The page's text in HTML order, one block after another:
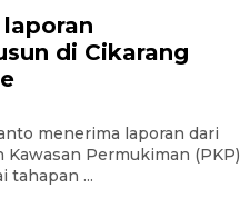
di Cikarang
menerima laporan dari
Permukiman (PKP)
tahapan ...